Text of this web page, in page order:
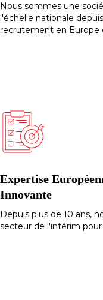
Nous sommes une
l'échelle nationale
recrutement en Europe
Expertise
Innovante
Depuis plus de 10 ans,
secteur de l'intérim